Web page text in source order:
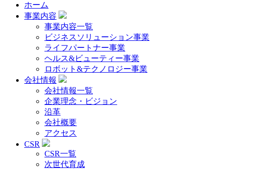
ホーム
事業内容
事業内容一覧
ビジネスソリューション事業
ライフパートナー事業
ヘルス&ビューティー事業
ロボット&テクノロジー事業
会社情報
会社情報一覧
企業理念・ビジョン
沿革
会社概要
アクセス
CSR
CSR一覧
次世代育成